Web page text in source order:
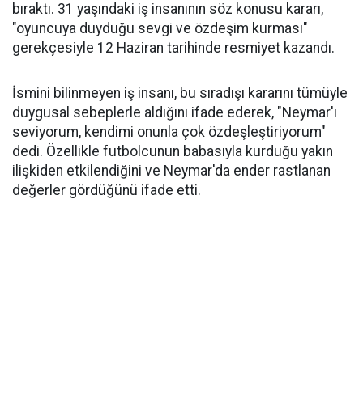
bıraktı. 31 yaşındaki iş insanının söz konusu kararı,
"oyuncuya duyduğu sevgi ve özdeşim kurması"
gerekçesiyle 12 Haziran tarihinde resmiyet kazandı.
İsmini bilinmeyen iş insanı, bu sıradışı kararını tümüyle
duygusal sebeplerle aldığını ifade ederek, "Neymar'ı
seviyorum, kendimi onunla çok özdeşleştiriyorum"
dedi. Özellikle futbolcunun babasıyla kurduğu yakın
ilişkiden etkilendiğini ve Neymar'da ender rastlanan
değerler gördüğünü ifade etti.